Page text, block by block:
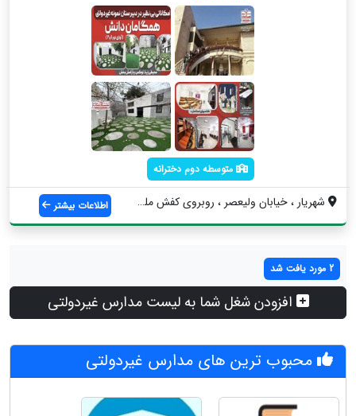
متوسطه دوم دخترانه
شهریار ، خیابان ولیعصر ، روبروی کفش ملی ... اطلاعات بیشتر
2 مورد یافت شد
افزودن شغل شما به لیست مدارس غیردولتی
محبوب ترین های مدارس غیردولتی